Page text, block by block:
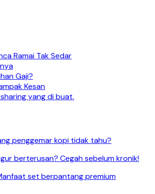
Ramai Tak Sedar
Gaji?
Kesan
yang di buat.
penggemar kopi tidak tahu?
berterusan? Cegah sebelum kronik!
set berpantang premium